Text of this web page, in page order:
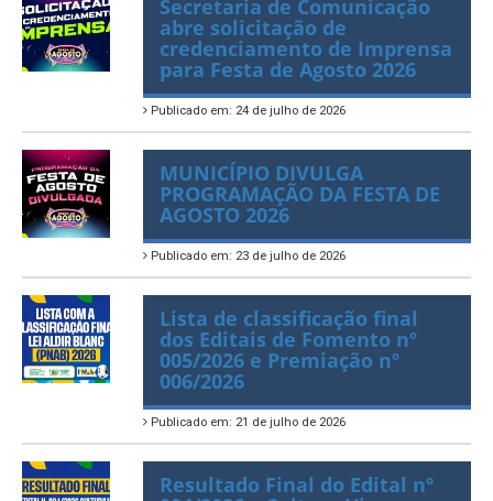
Secretaria de Comunicação
abre solicitação de
credenciamento de Imprensa
para Festa de Agosto 2026
MUNICÍPIO DIVULGA
PROGRAMAÇÃO DA FESTA DE
AGOSTO 2026
Lista de classificação final
dos Editais de Fomento nº
005/2026 e Premiação nº
006/2026